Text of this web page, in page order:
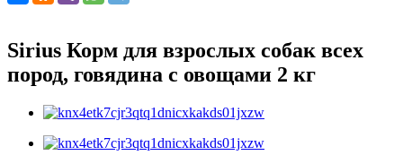
Sirius Корм для взрослых собак всех
пород, говядина с овощами 2 кг